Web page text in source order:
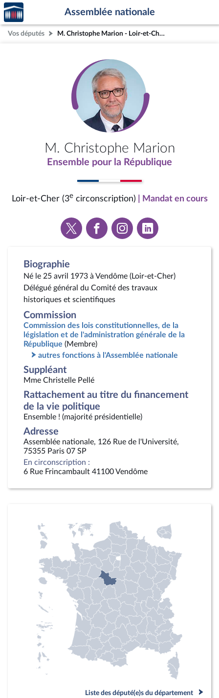
Aller au contenu
Aller en bas de la page
Accèder
à la
page
d'accueil
Assemblée nationale
Vos députés M. Christophe Marion - Loir-et-Cher (3e circonscription)
M. Christophe Marion
Ensemble pour la République
Loir-et-Cher (3ecirconscription) | Mandat en cours
Voir
la
Voir
la
Voir
la
Voir
la
Biographie
Né le 25 avril 1973 à Vendôme (Loir-et-Cher)
Délégué général du Comité des travaux
historiques et scientifiques
Commission
Commission des lois constitutionnelles, de la
législation et de l'administration générale de la
République (Membre)
autres fonctions à l'Assemblée nationale
Suppléant
Mme Christelle Pellé
Rattachement au titre du financement
de la vie politique
Ensemble ! (majorité présidentielle)
Adresse
Assemblée nationale, 126 Rue de l'Université,
75355 Paris 07 SP
En circonscription :
6 Rue Frincambault 41100 Vendôme
Liste des député(e)s du département